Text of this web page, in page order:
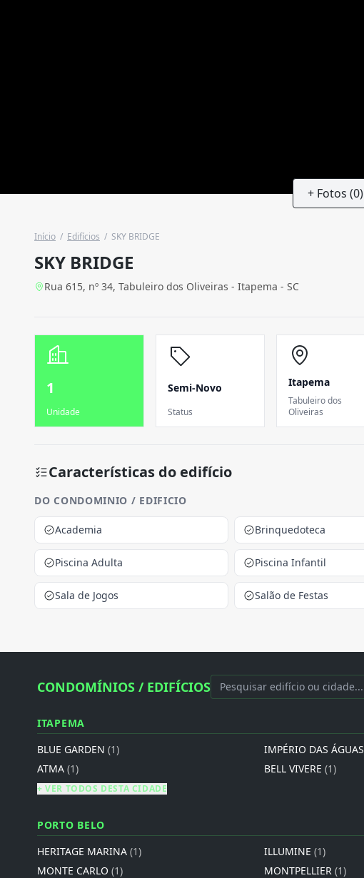
+ Fotos (0)
Início / Edifícios / SKY BRIDGE
SKY BRIDGE
Rua 615, nº 34, Tabuleiro dos Oliveiras - Itapema - SC
1
Unidade
Semi-Novo
Status
Itapema
Tabuleiro dos
Oliveiras
Características do edifício
DO CONDOMINIO / EDIFICIO
Academia Brinquedoteca
Piscina Adulta Piscina Infantil
Sala de Jogos Salão de Festas
CONDOMÍNIOS / EDIFÍCIOS
ITAPEMA
BLUE GARDEN (1) IMPÉRIO DAS ÁGUAS
ATMA (1) BELL VIVERE (1)
+ VER TODOS DESTA CIDADE
PORTO BELO
HERITAGE MARINA (1) ILLUMINE (1)
MONTE CARLO (1) MONTPELLIER (1)